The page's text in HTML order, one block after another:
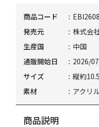
商品コード
発売元
株式会
生産国
中国
通販開始日
2026/
サイズ
縦約
素材
アクリ
商品説明